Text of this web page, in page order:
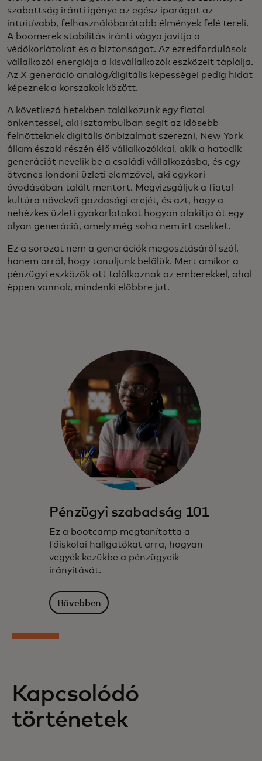
szabottság iránti igénye az egész iparágat az
intuitívabb, felhasználóbarátabb élmények felé tereli.
A boomerek stabilitás iránti vágya javítja a
védőkorlátokat és a biztonságot. Az ezredfordulósok
vállalkozói energiája a kisvállalkozók eszközeit táplálja.
Az X generáció analóg/digitális képességei pedig hidat
képeznek a korszakok között.
A következő hetekben találkozunk egy fiatal
önkéntessel, aki Isztambulban segít az idősebb
felnőtteknek digitális önbizalmat szerezni, New York
állam északi részén élő vállalkozókkal, akik a hatodik
generációt nevelik be a családi vállalkozásba, és egy
ötvenes londoni üzleti elemzővel, aki egykori
óvodásában talált mentort. Megvizsgáljuk a fiatal
kultúra növekvő gazdasági erejét, és azt, hogy a
nehézkes üzleti gyakorlatokat hogyan alakítja át egy
olyan generáció, amely még soha nem írt csekket.
Ez a sorozat nem a generációk megosztásáról szól,
hanem arról, hogy tanuljunk belőlük. Mert amikor a
pénzügyi eszközök ott találkoznak az emberekkel, ahol
éppen vannak, mindenki előbbre jut.
Pénzügyi szabadság 101
Ez a bootcamp megtanította a
főiskolai hallgatókat arra, hogyan
vegyék kezükbe a pénzügyeik
irányítását.
Bővebben
Kapcsolódó
történetek